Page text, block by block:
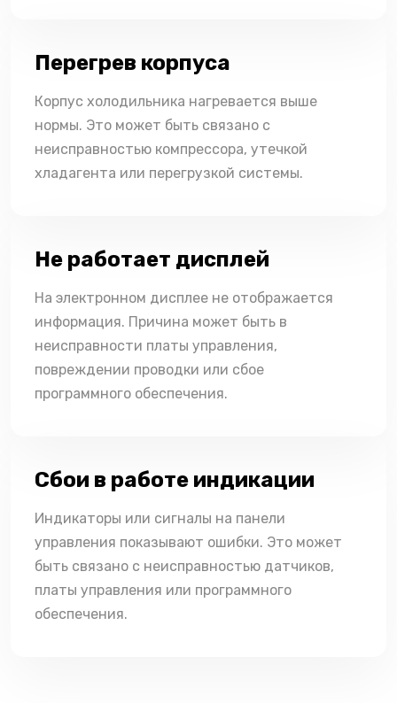
Перегрев корпуса
Корпус холодильника нагревается выше
нормы. Это может быть связано с
неисправностью компрессора, утечкой
хладагента или перегрузкой системы.
Не работает дисплей
На электронном дисплее не отображается
информация. Причина может быть в
неисправности платы управления,
повреждении проводки или сбое
программного обеспечения.
Сбои в работе индикации
Индикаторы или сигналы на панели
управления показывают ошибки. Это может
быть связано с неисправностью датчиков,
платы управления или программного
обеспечения.